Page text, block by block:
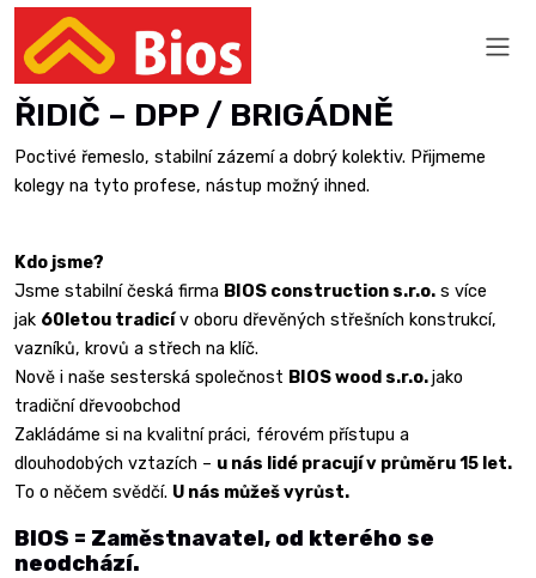
ŘIDIČ – DPP / BRIGÁDNĚ
Poctivé řemeslo, stabilní zázemí a dobrý kolektiv. Přijmeme
kolegy na tyto profese, nástup možný ihned.
Kdo jsme?
Jsme stabilní česká firma BIOS construction s.r.o. s více
jak 60letou tradicív oboru dřevěných střešních konstrukcí,
vazníků, krovů a střech na klíč.
Nově i naše sesterská společnost BIOS wood s.r.o.jako
tradiční dřevoobchod
Zakládáme si na kvalitní práci, férovém přístupu a
dlouhodobých vztazích – u nás lidé pracují v průměru 15 let.
To o něčem svědčí. U nás můžeš vyrůst.
BIOS = Zaměstnavatel, od kterého se
neodchází.